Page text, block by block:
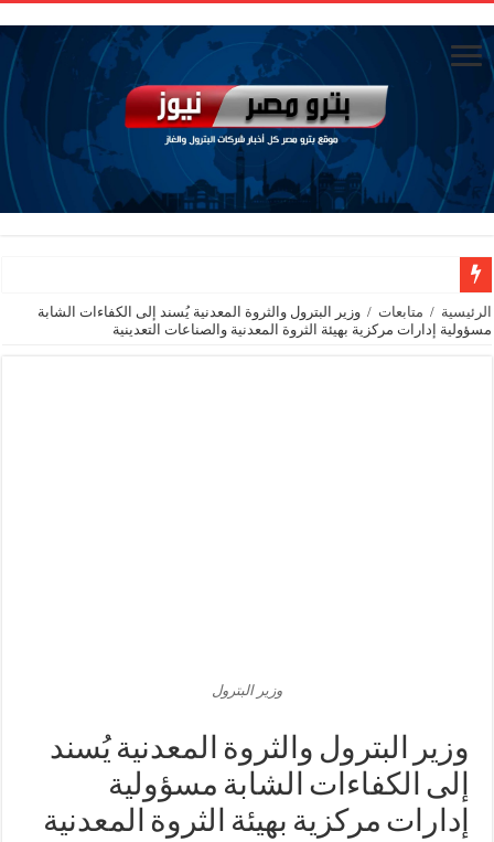
وزيرا التخطيط والتنمية الاقتصادية والبترول والثروة المعدنية يبحثان جهود تحقيق أمن
الرئيسية / متابعات / وزير البترول والثروة المعدنية يُسند إلى الكفاءات الشابة
مسؤولية إدارات مركزية بهيئة الثروة المعدنية والصناعات التعدينية
وزير البترول
وزير البترول والثروة المعدنية يُسند
إلى الكفاءات الشابة مسؤولية
إدارات مركزية بهيئة الثروة المعدنية